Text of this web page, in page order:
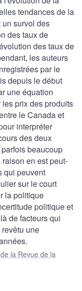
tendances de la
survol des
des taux de
des taux de
les auteurs
par le
depuis le début
une équation
prix des produits
le Canada et
interpréter
des deux
beaucoup
en est peut-
qui peuvent
sur le court
la politique
politique et
de facteurs qui
une
la Revue de la